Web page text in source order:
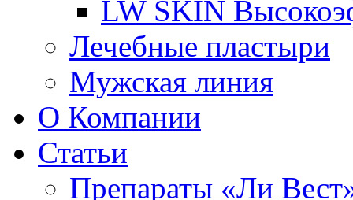
LW SKIN
Лечебные пластыри
Мужская линия
О Компании
Статьи
Препараты «Ли